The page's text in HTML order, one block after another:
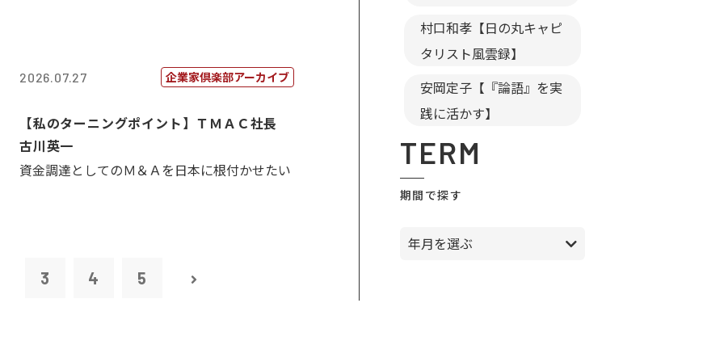
2026.07.27 企業家倶楽部アーカイブ
【私のターニングポイント】ＴＭＡＣ社長
古川英一
資金調達としてのＭ＆Ａを日本に根付かせたい
3 4 5
村口和孝【日の丸キャピ
タリスト風雲録】
安岡定子【『論語』を実
践に活かす】
TERM
期間で探す
年月を選ぶ